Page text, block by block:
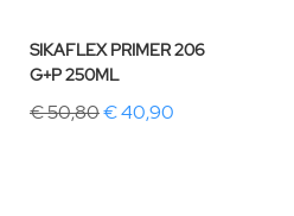
SIKAFLEX PRIMER 206
G+P 250ML
€ 50,80€ 40,90